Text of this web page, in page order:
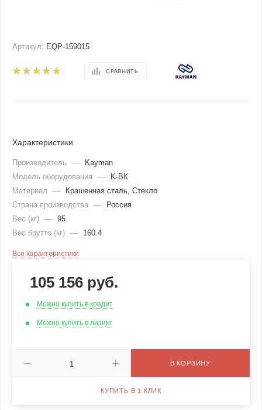
Артикул: EQP-159015
СРАВНИТЬ
Характеристики
Производитель —
Kayman
Модель оборудования
—
K-ВК
Материал
—
Крашенная сталь, Стекло
Страна производства —
Россия
Вес (кг) — 95
Вес брутто (кг) — 160.4
Все характеристики
105 156 руб.
Можно купить в кредит
Можно купить в лизинг
В КОРЗИНУ
КУПИТЬ В 1 КЛИК